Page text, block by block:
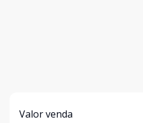
Valor venda